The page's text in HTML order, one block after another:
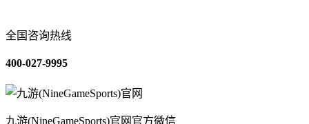
全国咨询热线
400-027-9995
九游(NineGameSports)官网官方微信